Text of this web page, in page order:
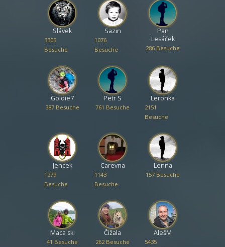
Slávek
3305
Besuche
Sazin
1076
Besuche
Pan
Lesáček
286 Besuche
Goldie7
387 Besuche
Petr S
761 Besuche
Leronka
2151
Besuche
Jencek
1279
Besuche
Carevna
1143
Besuche
Lenna
157 Besuche
Maca ski
41 Besuche
Čižala
262 Besuche
AlešM
5435